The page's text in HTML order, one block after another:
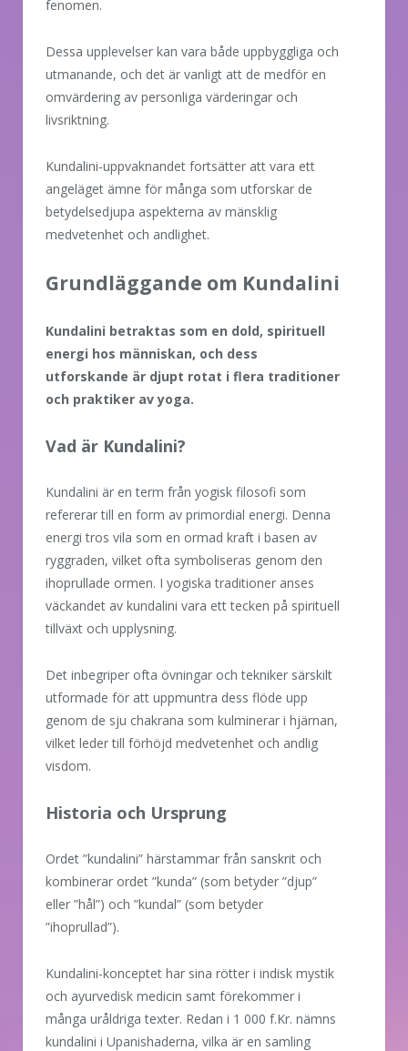
fenomen.
Dessa upplevelser kan vara både uppbyggliga och
utmanande, och det är vanligt att de medför en
omvärdering av personliga värderingar och
livsriktning.
Kundalini-uppvaknandet fortsätter att vara ett
angeläget ämne för många som utforskar de
betydelsedjupa aspekterna av mänsklig
medvetenhet och andlighet.
Grundläggande om Kundalini
Kundalini betraktas som en dold, spirituell
energi hos människan, och dess
utforskande är djupt rotat i flera traditioner
och praktiker av yoga.
Vad är Kundalini?
Kundalini är en term från yogisk filosofi som
refererar till en form av primordial energi. Denna
energi tros vila som en ormad kraft i basen av
ryggraden, vilket ofta symboliseras genom den
ihoprullade ormen. I yogiska traditioner anses
väckandet av kundalini vara ett tecken på spirituell
tillväxt och upplysning.
Det inbegriper ofta övningar och tekniker särskilt
utformade för att uppmuntra dess flöde upp
genom de sju chakrana som kulminerar i hjärnan,
vilket leder till förhöjd medvetenhet och andlig
visdom.
Historia och Ursprung
Ordet ”kundalini” härstammar från sanskrit och
kombinerar ordet ”kunda” (som betyder ”djup”
eller ”hål”) och ”kundal” (som betyder
”ihoprullad”).
Kundalini-konceptet har sina rötter i indisk mystik
och ayurvedisk medicin samt förekommer i
många uråldriga texter. Redan i 1 000 f.Kr. nämns
kundalini i Upanishaderna, vilka är en samling